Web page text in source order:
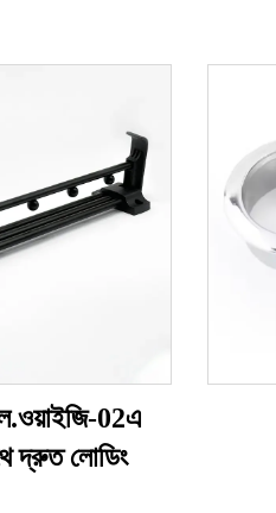
02এ
দ্রুত লোডিং